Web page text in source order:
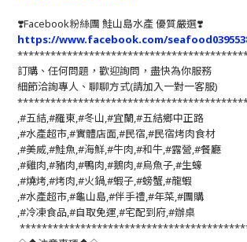
❣️Facebook粉絲團 鮭山島水產 優質嚴選❣️
https://www.facebook.com/
訂購、任何問題，歡迎詢問，盡快為你服務
細節洽詢專人、聊聊方式(請加入一對一客服)
,#五結,#羅東,#冬山,#宜蘭,#五結鄉中正路
,#水產超市,#實體店面,#民宿,#民宿烤肉食材
,#美威,#鮭魚,#海鮮,#牛肉,#和牛,#露營,#餐廳
,#雞肉,#豬肉,#鴨肉,#鵝肉,#烏魚子,#生蠔
,#燒烤,#烤肉,#火鍋,#蝦子,#螃蟹,#龍蝦
,#水產超市,#龜山島,#伴手禮,#年菜,#團購
,#冷凍食品,#自取免運,#宅配到府,#辦桌